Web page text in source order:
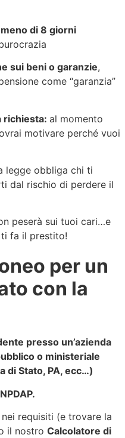
di 8 giorni
sui beni o garanzie,
come “garanzia”
richiesta: al momento
motivare perché vuoi
legge obbliga chi ti
dal rischio di perdere il
peserà sui tuoi cari…e
ti fa il prestito!
per un
con la
presso un’azienda
o ministeriale
di Stato, PA, ecc…)
requisiti (e trovare la
il nostro Calcolatore di